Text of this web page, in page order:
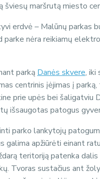
šviesų maršrutą miesto
erdvė – Malūnų parkas
parke nėra reikiamų
parką Danės skvere, iki
centrinis įėjimas į
prie upės bei šaligatviu
išsaugotas patogus
parko lankytojų
galima apžiūrėti einant
teritoriją patenka
Tvoras sustačius ant